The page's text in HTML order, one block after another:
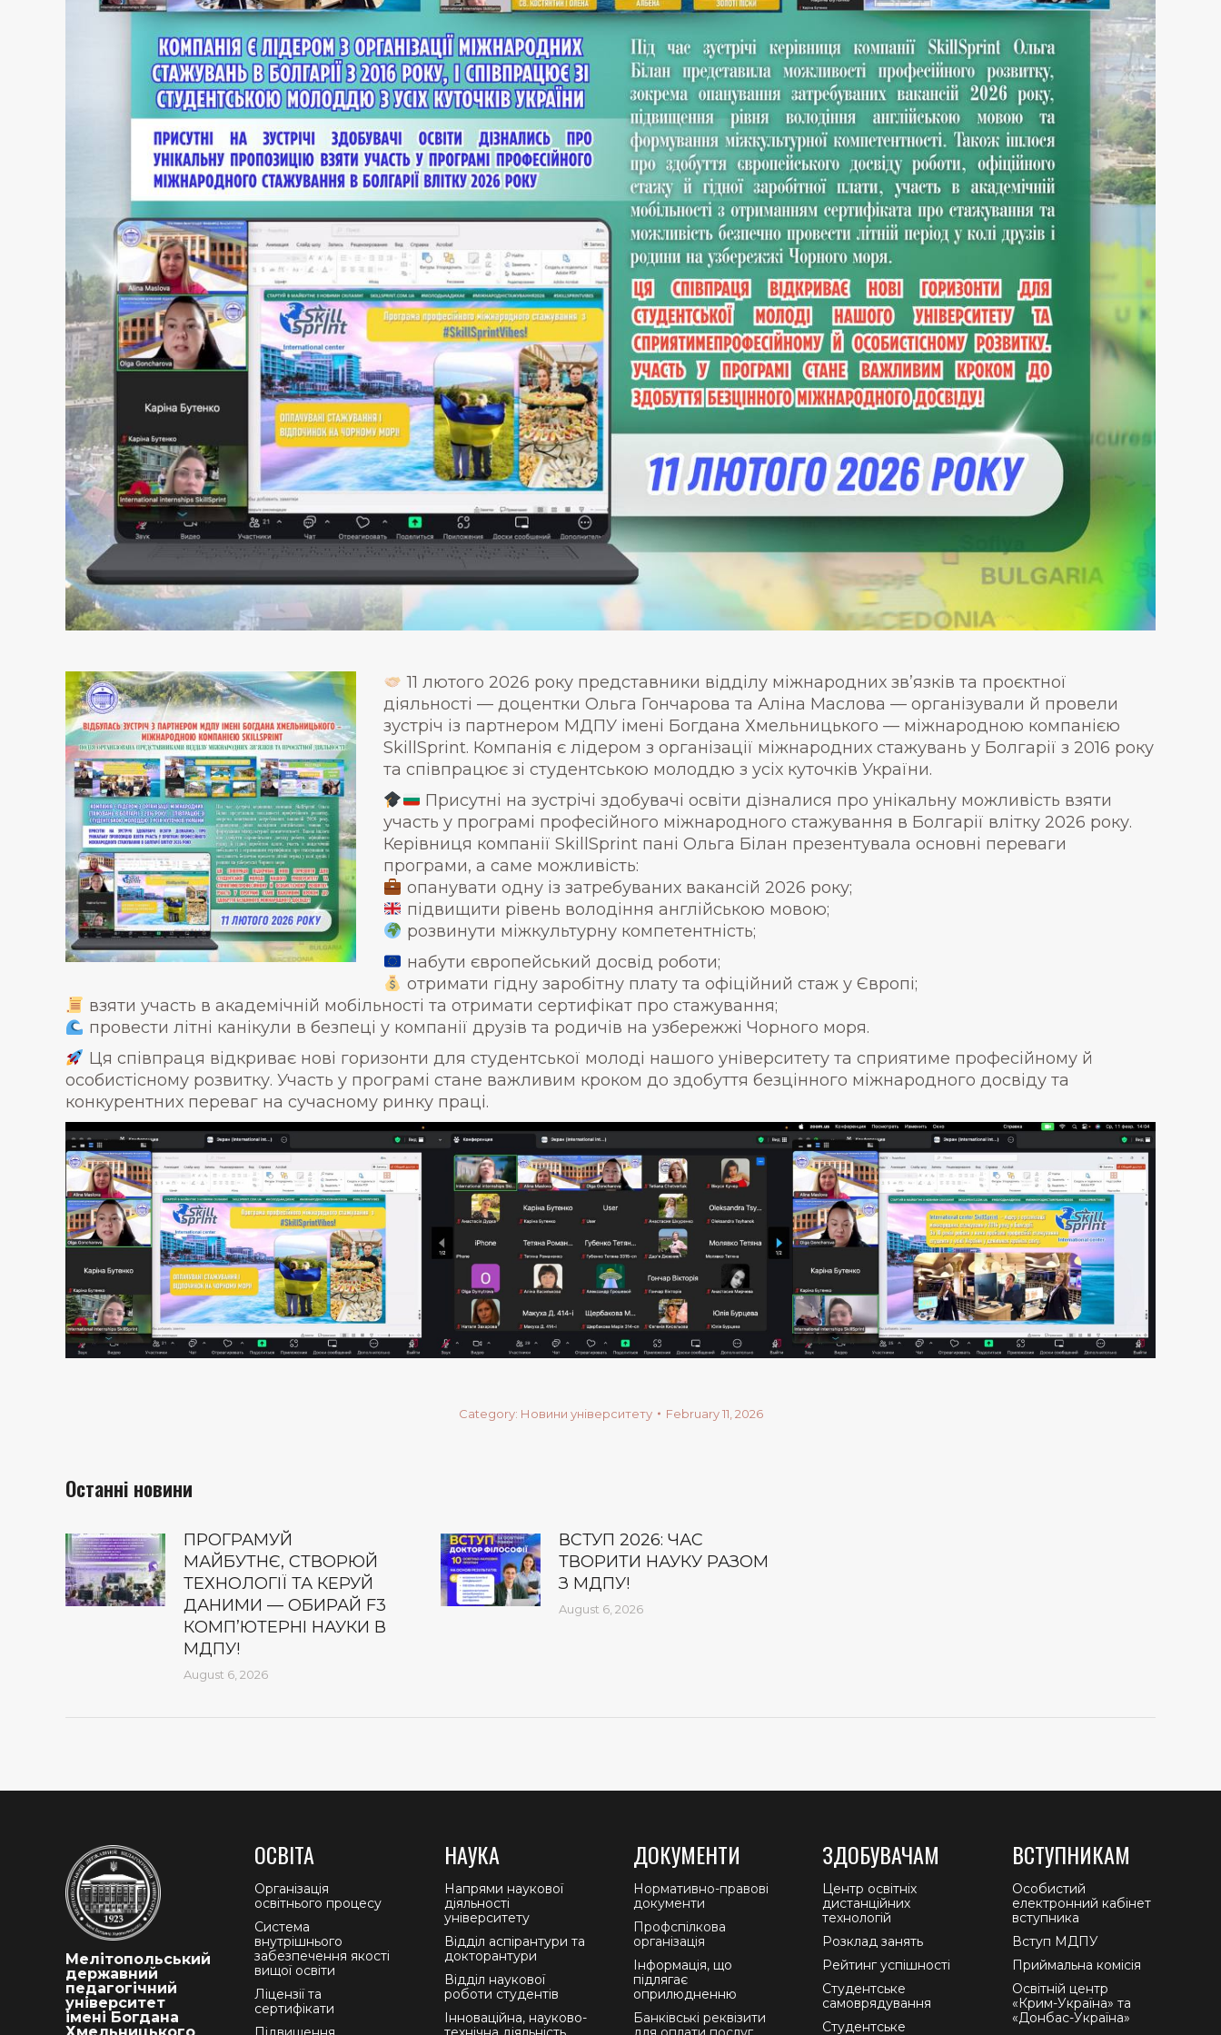
11 лютого 2026 року представники відділу міжнародних зв’язків та проєктної
діяльності — доцентки Ольга Гончарова та Аліна Маслова — організували й провели
зустріч із партнером МДПУ імені Богдана Хмельницького — міжнародною компанією
SkillSprint. Компанія є лідером з організації міжнародних стажувань у Болгарії з 2016 року
та співпрацює зі студентською молоддю з усіх куточків України.
Присутні на зустрічі здобувачі освіти дізналися про унікальну можливість взяти
участь у програмі професійного міжнародного стажування в Болгарії влітку 2026 року.
Керівниця компанії SkillSprint пані Ольга Білан презентувала основні переваги
програми, а саме можливість:
опанувати одну із затребуваних вакансій 2026 року;
підвищити рівень володіння англійською мовою;
розвинути міжкультурну компетентність;
набути європейський досвід роботи;
отримати гідну заробітну плату та офіційний стаж у Європі;
взяти участь в академічній мобільності та отримати сертифікат про стажування;
провести літні канікули в безпеці у компанії друзів та родичів на узбережжі Чорного моря.
Ця співпраця відкриває нові горизонти для студентської молоді нашого університету та сприятиме професійному й
особистісному розвитку. Участь у програмі стане важливим кроком до здобуття безцінного міжнародного досвіду та
конкурентних переваг на сучасному ринку праці.
Category: Новини університету February 11, 2026
Останні новини
ПРОГРАМУЙ
МАЙБУТНЄ, СТВОРЮЙ
ТЕХНОЛОГІЇ ТА КЕРУЙ
ДАНИМИ — ОБИРАЙ F3
КОМП’ЮТЕРНІ НАУКИ В
МДПУ!
August 6, 2026
ВСТУП 2026: ЧАС
ТВОРИТИ НАУКУ РАЗОМ
З МДПУ!
August 6, 2026
Мелітопольський
державний
педагогічний
університет
імені Богдана
ОСВІТА
Організація
освітнього процесу
Система
внутрішнього
забезпечення якості
вищої освіти
Ліцензії та
сертифікати
НАУКА
Напрями наукової
діяльності
університету
Відділ аспірантури та
докторантури
Відділ наукової
роботи студентів
Інноваційна, науково-
ДОКУМЕНТИ
Нормативно-правові
документи
Профспілкова
організація
Інформація, що
підлягає
оприлюдненню
Банківські реквізити
ЗДОБУВАЧАМ
Центр освітніх
дистанційних
технологій
Розклад занять
Рейтинг успішності
Студентське
самоврядування
Студентське
ВСТУПНИКАМ
Особистий
електронний кабінет
вступника
Вступ МДПУ
Приймальна комісія
Освітній центр
«Крим-Україна» та
«Донбас-Україна»